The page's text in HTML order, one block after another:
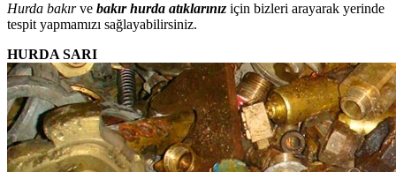
Hurda bakırve bakır hurda atıklarınız için bizleri arayarak yerinde
tespit yapmamızı sağlayabilirsiniz.
HURDA SARI